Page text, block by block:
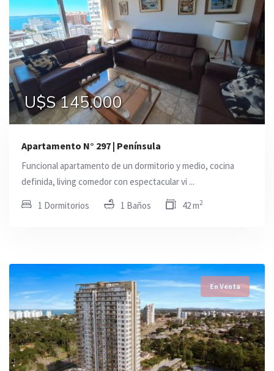
U$S 145.000
Apartamento N° 297 | Península
Funcional apartamento de un dormitorio y medio, cocina
definida, living comedor con espectacular vi ...
1 Dormitorios 1 Baños 42 m2
En Venta